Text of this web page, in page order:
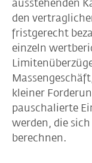
ausstehenden
den
fristgerecht
einzeln
kleiner
pauschalierte
werden, die
berechnen.